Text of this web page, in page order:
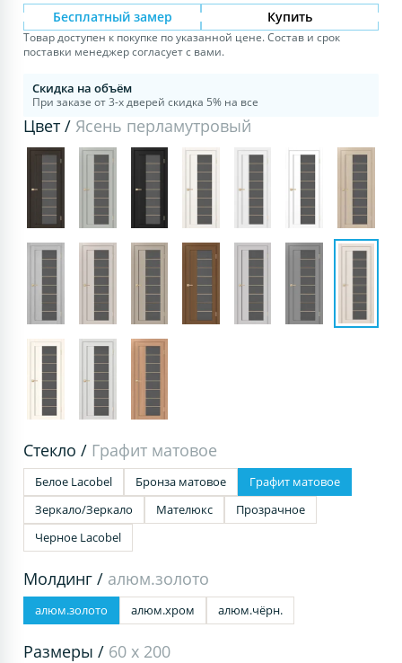
Бесплатный замер Купить
Товар доступен к покупке по указанной цене. Состав и срок
поставки менеджер согласует с вами.
Скидка на объём
При заказе от 3-х дверей скидка 5% на все
Цвет /Ясень перламутровый
Стекло / Графит матовое
Белое Lacobel Бронза матовое
Графит матовое
Зеркало/Зеркало
Мателюкс
Прозрачное
Черное Lacobel
Молдинг / алюм.золото
алюм.золото алюм.хром алюм.чёрн.
Размеры / 60 х 200